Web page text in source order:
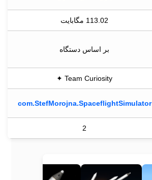
113.02 مگابایت
بر اساس دستگاه
Team Curiosity ✦
com.StefMorojna.SpaceflightSimulator
2